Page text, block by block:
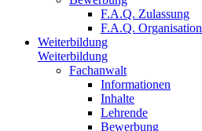
F.A.Q. Zulassung
F.A.Q. Organisation
Weiterbildung
Weiterbildung
Fachanwalt
Informationen
Inhalte
Lehrende
Bewerbung